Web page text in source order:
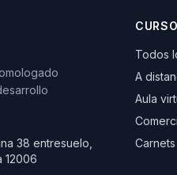
de Tecni Estudio
38 entresuelo,
12006
Todos
A
Aula